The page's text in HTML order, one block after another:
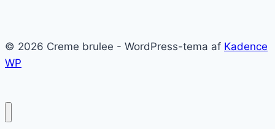
© 2026 Creme brulee - WordPress-tema af Kadence
WP